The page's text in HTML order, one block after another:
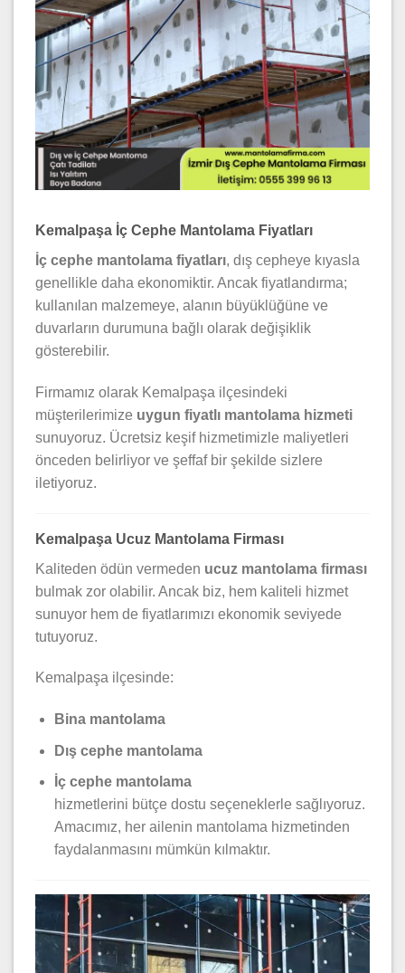
Kemalpaşa İç Cephe Mantolama Fiyatları
İç cephe mantolama fiyatları, dış cepheye kıyasla
genellikle daha ekonomiktir. Ancak fiyatlandırma;
kullanılan malzemeye, alanın büyüklüğüne ve
duvarların durumuna bağlı olarak değişiklik
gösterebilir.
Firmamız olarak Kemalpaşa ilçesindeki
müşterilerimize uygun fiyatlı mantolama hizmeti
sunuyoruz. Ücretsiz keşif hizmetimizle maliyetleri
önceden belirliyor ve şeffaf bir şekilde sizlere
iletiyoruz.
Kemalpaşa Ucuz Mantolama Firması
Kaliteden ödün vermeden ucuz mantolama firması
bulmak zor olabilir. Ancak biz, hem kaliteli hizmet
sunuyor hem de fiyatlarımızı ekonomik seviyede
tutuyoruz.
Kemalpaşa ilçesinde:
Bina mantolama
Dış cephe mantolama
İç cephe mantolama
hizmetlerini bütçe dostu seçeneklerle sağlıyoruz.
Amacımız, her ailenin mantolama hizmetinden
faydalanmasını mümkün kılmaktır.